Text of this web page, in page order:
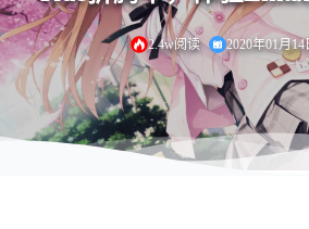
2.4w阅读 2020年01月14